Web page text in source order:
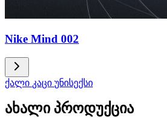
Nike Mind 002
ქალი კაცი უნისექსი
ახალი პროდუქცია